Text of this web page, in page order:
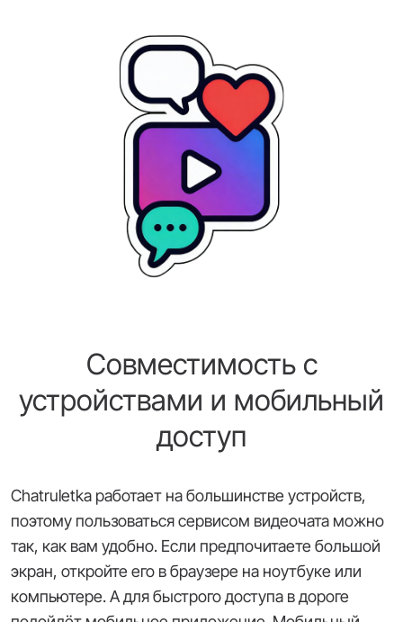
Совместимость с
устройствами и мобильный
доступ
Chatruletka работает на большинстве устройств,
поэтому пользоваться сервисом видеочата можно
так, как вам удобно. Если предпочитаете большой
экран, откройте его в браузере на ноутбуке или
компьютере. А для быстрого доступа в дороге